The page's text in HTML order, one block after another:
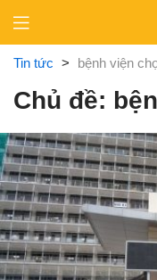
content
Tin tức > bệnh viện
Chủ đề: